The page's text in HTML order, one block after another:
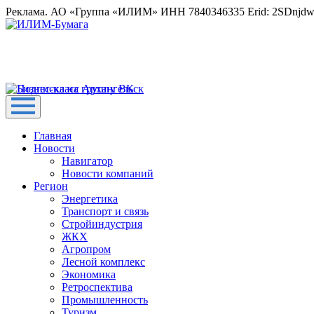
Реклама. АО «Группа «ИЛИМ» ИНН 7840346335 Erid:
Главная
Новости
Навигатор
Новости компаний
Регион
Энергетика
Транспорт и связь
Стройиндустрия
ЖКХ
Агропром
Лесной комплекс
Экономика
Ретроспектива
Промышленность